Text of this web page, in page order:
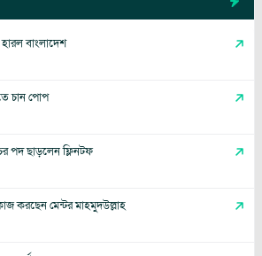
হারল বাংলাদেশ
চান পোপ
পদ ছাড়লেন ফ্লিনটফ
করছেন মেন্টর মাহমুদউল্লাহ